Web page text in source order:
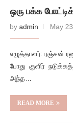
ஒரு பக்க
by admin May
எழுத்தாளர்: ரஞ்சன்
போது குளிர்
அந்த…
READ MORE